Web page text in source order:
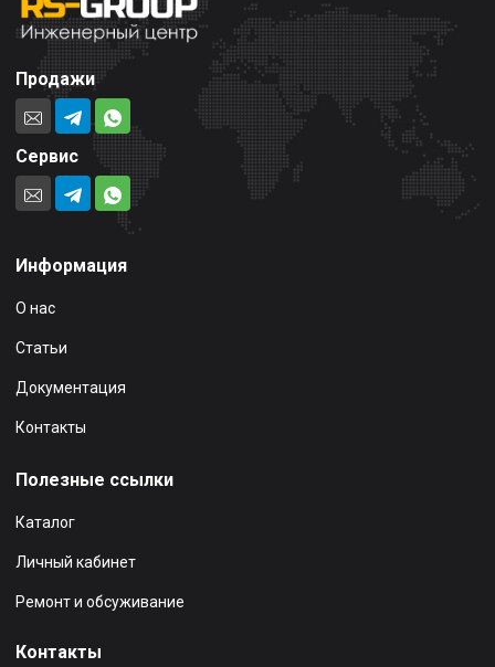
Продажи
Сервис
Информация
О нас
Статьи
Документация
Контакты
Полезные ссылки
Каталог
Личный кабинет
Ремонт и обсуживание
Контакты